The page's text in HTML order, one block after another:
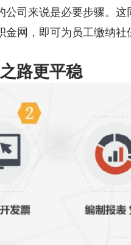
公司来说是必要步骤。
网，即可为员工缴纳
路更平稳